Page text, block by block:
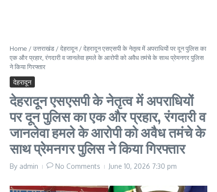
Home /उत्तराखंड /देहरादून/देहरादून एसएसपी के नेतृत्व में अपराधियों पर दून पुलिस का
एक और प्रहार, रंगदारी व जानलेवा हमले के आरोपी को अवैध तमंचे के साथ प्रेमनगर पुलिस
ने किया गिरफ्तार
देहरादून
देहरादून एसएसपी के नेतृत्व में अपराधियों
पर दून पुलिस का एक और प्रहार, रंगदारी व
जानलेवा हमले के आरोपी को अवैध तमंचे के
साथ प्रेमनगर पुलिस ने किया गिरफ्तार
By admin No Comments June 10, 2026 7:30 pm